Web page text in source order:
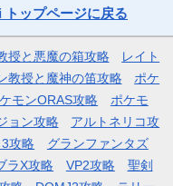
ップページに戻る
授と悪魔の箱攻略
レイト
教授と魔神の笛攻略
ポケ
モンORAS攻略
ポケモ
ョン攻略
アルトネリコ攻
攻略
グランファンタズ
ラX攻略 VP2攻略
聖剣